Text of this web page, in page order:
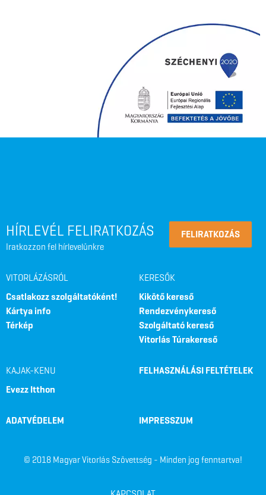
HÍRLEVÉL FELIRATKOZÁS
Iratkozzon fel hírlevelünkre
FELIRATKOZÁS
VITORLÁZÁSRÓL
Csatlakozz szolgáltatóként!
Kártya info
Térkép
KERESŐK
Kikötő kereső
Rendezvénykereső
Szolgáltató kereső
Vitorlás Túrakereső
KAJAK-KENU
Evezz Itthon
FELHASZNÁLÁSI FELTÉTELEK
ADATVÉDELEM IMPRESSZUM
© 2018 Magyar Vitorlás Szövettség - Minden jog fenntartva!